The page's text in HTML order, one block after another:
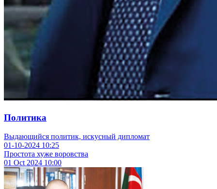
Политика
Выдающийся политик, искусный дипломат
01-10-2024 10:25
Простота хуже воровства
01 Oct 2024 10:00